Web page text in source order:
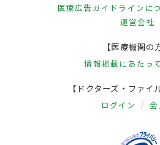
医療広告ガイドラインに
運営会社
【医療機関の
情報掲載にあたって
【ドクターズ・ファイ
ログイン